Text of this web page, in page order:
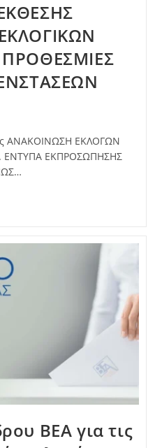
ΑΝΑΚΟΙΝΩΣΗ ΕΚΛΟΓΩΝ
ΕΚΠΡΟΣΩΠΗΣΗΣ
ΒΕΑ για τις